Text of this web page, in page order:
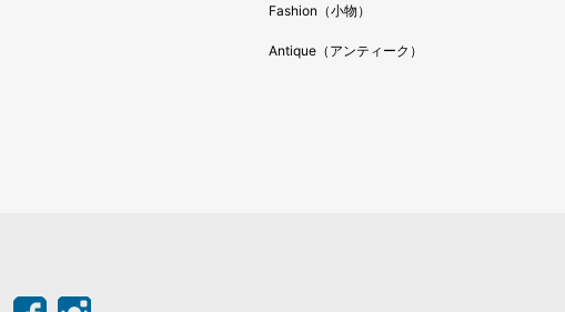
Fashion（小物）
Antique（アンティーク）